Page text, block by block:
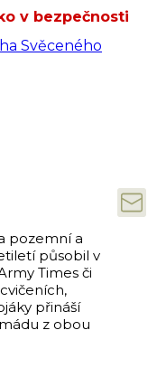
v bezpečnosti
Svěceného
pozemní a
působil v
Times či
přináší
z obou